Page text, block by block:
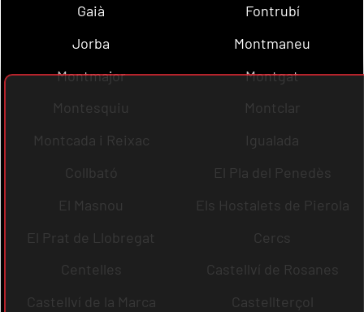
Gaià
Fontrubí
Jorba
Montmaneu
Montmajor
Montgat
Montesquiu
Montclar
Montcada i Reixac
Igualada
Collbató
El Pla del Penedès
El Masnou
Els Hostalets de Pierola
El Prat de Llobregat
Cercs
Centelles
Castellví de Rosanes
Castellví de la Marca
Castellterçol